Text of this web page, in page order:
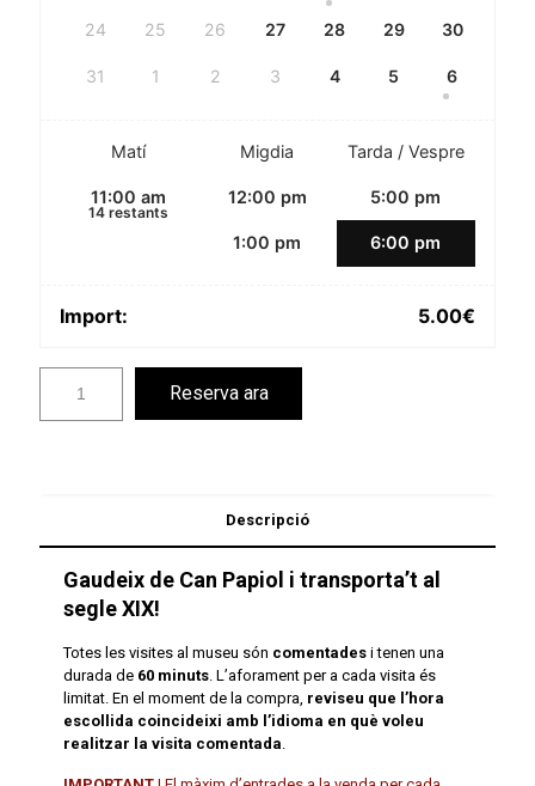
24 25 26 27 28 29 30
31 1 2 3 4 5 6
Matí
11:00 am
14 restants
Migdia
12:00 pm
1:00 pm
Tarda / Vespre
5:00 pm
6:00 pm
Import: 5.00€
Reserva ara
Descripció
Gaudeix de Can Papiol i transporta’t al
segle XIX!
Totes les visites al museu són comentades i tenen una
durada de 60 minuts . L’aforament per a cada visita és
limitat. En el moment de la compra, reviseu que l’hora
escollida coincideixi amb l’idioma en què voleu
realitzar la visita comentada